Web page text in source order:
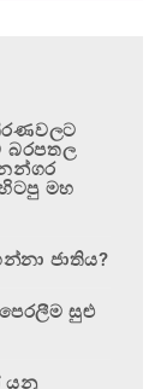
බරපතල
මහ
ජාතිය?
සුළු
යනු